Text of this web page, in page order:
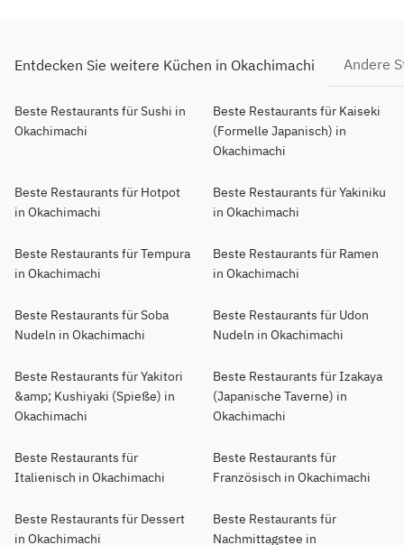
Entdecken Sie weitere Küchen in Okachimachi Andere
Beste Restaurants für Sushi in
Okachimachi
Beste Restaurants für Kaiseki
(Formelle Japanisch) in
Okachimachi
Beste Restaurants für Hotpot
in Okachimachi
Beste Restaurants für Yakiniku
in Okachimachi
Beste Restaurants für Tempura
in Okachimachi
Beste Restaurants für Ramen
in Okachimachi
Beste Restaurants für Soba
Nudeln in Okachimachi
Beste Restaurants für Udon
Nudeln in Okachimachi
Beste Restaurants für Yakitori
&amp; Kushiyaki (Spieße) in
Okachimachi
Beste Restaurants für Izakaya
(Japanische Taverne) in
Okachimachi
Beste Restaurants für
Italienisch in Okachimachi
Beste Restaurants für
Französisch in Okachimachi
Beste Restaurants für Dessert
in Okachimachi
Beste Restaurants für
Nachmittagstee in